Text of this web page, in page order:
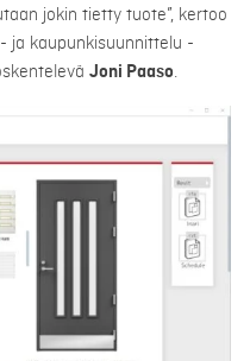
jokin tietty tuote”, kertoo
ja kaupunkisuunnittelu -
Joni Paaso.